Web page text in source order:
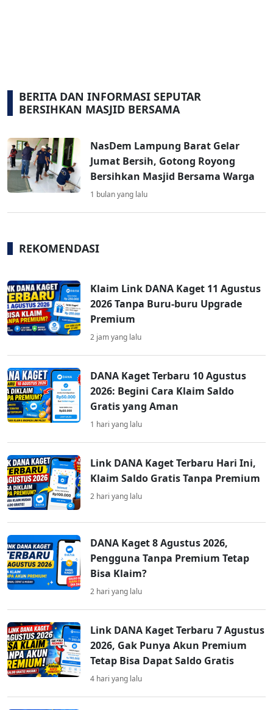
BERITA DAN INFORMASI SEPUTAR
BERSIHKAN MASJID BERSAMA
NasDem Lampung Barat Gelar
Jumat Bersih, Gotong Royong
Bersihkan Masjid Bersama Warga
1 bulan yang lalu
REKOMENDASI
Klaim Link DANA Kaget 11 Agustus
2026 Tanpa Buru-buru Upgrade
Premium
2 jam yang lalu
DANA Kaget Terbaru 10 Agustus
2026: Begini Cara Klaim Saldo
Gratis yang Aman
1 hari yang lalu
Link DANA Kaget Terbaru Hari Ini,
Klaim Saldo Gratis Tanpa Premium
2 hari yang lalu
DANA Kaget 8 Agustus 2026,
Pengguna Tanpa Premium Tetap
Bisa Klaim?
2 hari yang lalu
Link DANA Kaget Terbaru 7 Agustus
2026, Gak Punya Akun Premium
Tetap Bisa Dapat Saldo Gratis
4 hari yang lalu